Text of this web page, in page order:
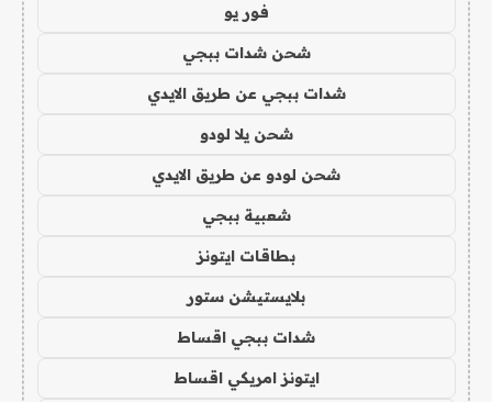
فور يو
شحن شدات ببجي
شدات ببجي عن طريق الايدي
شحن يلا لودو
شحن لودو عن طريق الايدي
شعبية ببجي
بطاقات ايتونز
بلايستيشن ستور
شدات ببجي اقساط
ايتونز امريكي اقساط